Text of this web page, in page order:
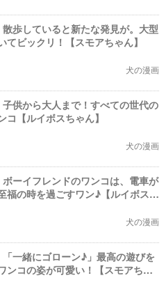
散歩していると新たな発見が。大型
てビックリ！【スモアちゃん】
犬の漫画
子供から大人まで！すべての世代の
コ【ルイボスちゃん】
犬の漫画
ボーイフレンドのワンコは、電車が
福の時を過ごすワン♪【ルイボスち
犬の漫画
「一緒にゴローン♪」最高の遊びを
ンコの姿が可愛い！【スモアちゃ